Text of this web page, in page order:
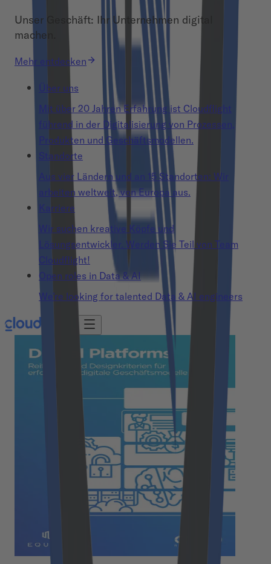
Unser Geschäft: Ihr Unternehmen digital
machen.
Mehr entdecken
Über uns
Mit über 20 Jahren Erfahrung ist Cloudflight
führend in der Digitalisierung von Prozessen,
Produkten und Geschäftsmodellen.
Standorte
Aus vier Ländern und an 15 Standorten: Wir
arbeiten weltweit, von Europa aus.
Karriere
Wir suchen kreative Köpfe und
Lösungsentwickler. Werden Sie Teil von Team
Cloudflight!
Open roles in Data & AI
We’re looking for talented Data & AI engineers